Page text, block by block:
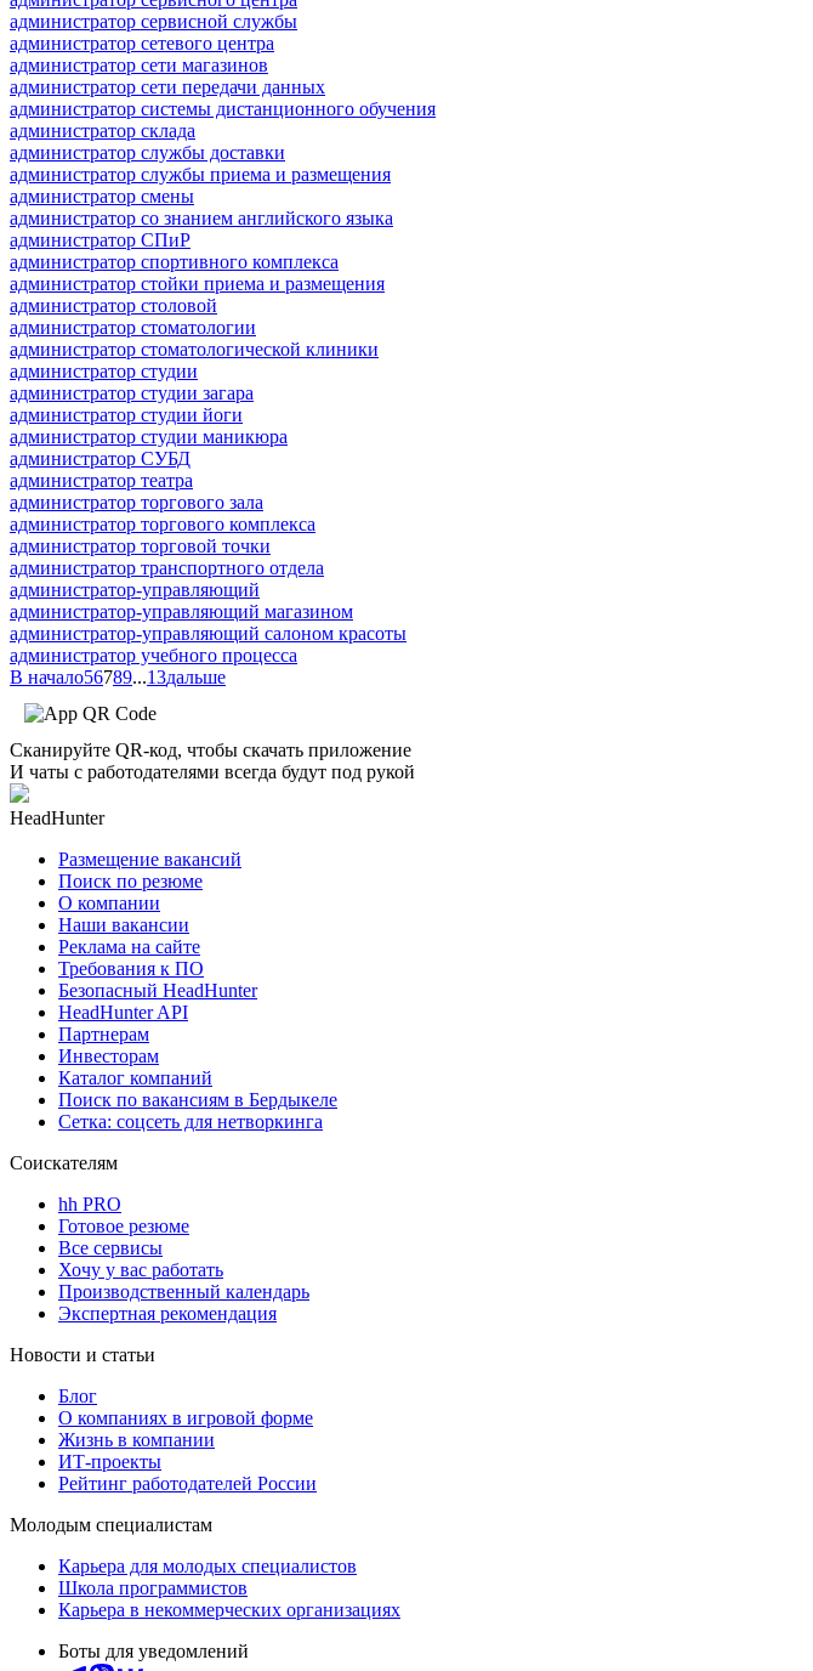
администратор сервисной службы
администратор сетевого центра
администратор сети магазинов
администратор сети передачи данных
администратор системы дистанционного обучения
администратор склада
администратор службы доставки
администратор службы приема и размещения
администратор смены
администратор со знанием английского языка
администратор СПиР
администратор спортивного комплекса
администратор стойки приема и размещения
администратор столовой
администратор стоматологии
администратор стоматологической клиники
администратор студии
администратор студии загара
администратор студии йоги
администратор студии маникюра
администратор СУБД
администратор театра
администратор торгового зала
администратор торгового комплекса
администратор торговой точки
администратор транспортного отдела
администратор-управляющий
администратор-управляющий магазином
администратор-управляющий салоном красоты
администратор учебного процесса
В начало56789...13дальше
Сканируйте QR-код, чтобы скачать приложение
И чаты с работодателями всегда будут под рукой
HeadHunter
Размещение вакансий
Поиск по резюме
О компании
Наши вакансии
Реклама на сайте
Требования к ПО
Безопасный HeadHunter
HeadHunter API
Партнерам
Инвесторам
Каталог компаний
Поиск по вакансиям в Бердыкеле
Сетка: соцсеть для нетворкинга
Соискателям
hh PRO
Готовое резюме
Все сервисы
Хочу у вас работать
Производственный календарь
Экспертная рекомендация
Новости и статьи
Блог
О компаниях в игровой форме
Жизнь в компании
ИТ-проекты
Рейтинг работодателей России
Молодым специалистам
Карьера для молодых специалистов
Школа программистов
Карьера в некоммерческих организациях
Боты для уведомлений